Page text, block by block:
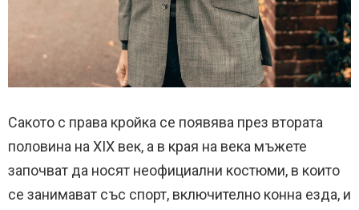
Сакото с права кройка се появява през втората
половина на XIX век, a в края на векa мъжете
започват да носят неофициални костюми, в които
се занимават със спорт, включително конна езда, и